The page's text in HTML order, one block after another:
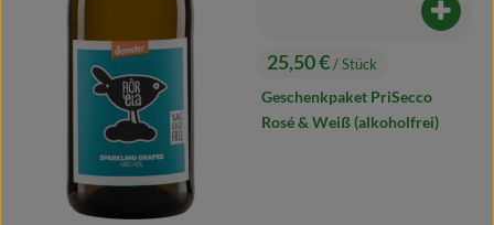
, Preis:
25,50 €/ Stück
Geschenkpaket PriSecco
Rosé & Weiß (alkoholfrei)